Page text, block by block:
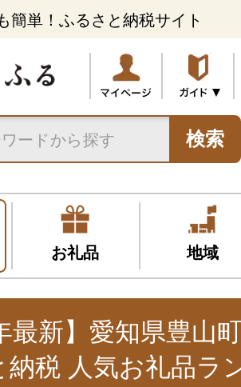
簡単！ふるさと納税サイト
検索
お礼品 地域
最新】愛知県豊山
納税 人気お礼品ラ